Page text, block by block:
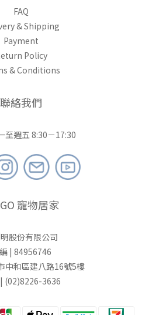
FAQ
& Shipping
Payment
Policy
& Conditions
聯絡我們
至週五 8:30－17:30
寵物居家
股份有限公司
| 84956746
中和區建八路16號5樓
(02)8226-3636